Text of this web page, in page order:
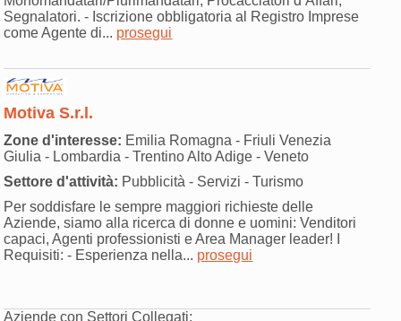
Segnalatori. - Iscrizione obbligatoria al Registro Imprese
come Agente di... prosegui
Motiva S.r.l.
Zone d'interesse: Emilia Romagna - Friuli Venezia
Giulia - Lombardia - Trentino Alto Adige - Veneto
Settore d'attività: Pubblicità - Servizi - Turismo
Per soddisfare le sempre maggiori richieste delle
Aziende, siamo alla ricerca di donne e uomini: Venditori
capaci, Agenti professionisti e Area Manager leader! I
Requisiti: - Esperienza nella... prosegui
Aziende con Settori Collegati: